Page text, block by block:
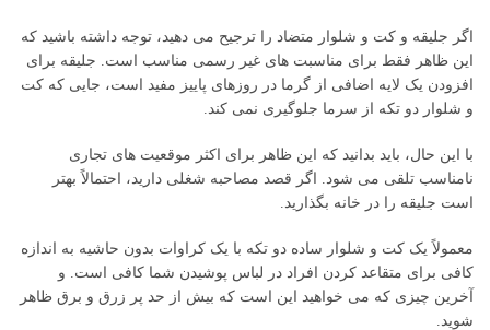
اگر جلیقه و کت و شلوار متضاد را ترجیح می دهید، توجه داشته باشید که
این ظاهر فقط برای مناسبت های غیر رسمی مناسب است. جلیقه برای
افزودن یک لایه اضافی از گرما در روزهای پاییز مفید است، جایی که کت
و شلوار دو تکه از سرما جلوگیری نمی کند.
با این حال، باید بدانید که این ظاهر برای اکثر موقعیت های تجاری
نامناسب تلقی می شود. اگر قصد مصاحبه شغلی دارید، احتمالاً بهتر
است جلیقه را در خانه بگذارید.
معمولاً یک کت و شلوار ساده دو تکه با یک کراوات بدون حاشیه به اندازه
کافی برای متقاعد کردن افراد در لباس پوشیدن شما کافی است. و
آخرین چیزی که می خواهید این است که بیش از حد پر زرق و برق ظاهر
شوید.